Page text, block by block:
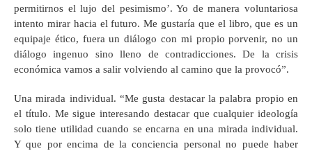
permitirnos el lujo del pesimismo’. Yo de manera voluntariosa
intento mirar hacia el futuro. Me gustaría que el libro, que es un
equipaje ético, fuera un diálogo con mi propio porvenir, no un
diálogo ingenuo sino lleno de contradicciones. De la crisis
económica vamos a salir volviendo al camino que la provocó”.
Una mirada individual. “Me gusta destacar la palabra propio en
el título. Me sigue interesando destacar que cualquier ideología
solo tiene utilidad cuando se encarna en una mirada individual.
Y que por encima de la conciencia personal no puede haber